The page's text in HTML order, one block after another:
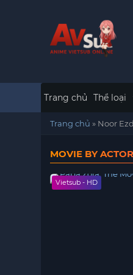
Trang chủ Thể loại
Trang chủ » Noor
MOVIE BY
Vietsub - HD